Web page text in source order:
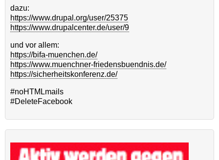
dazu:
https://www.drupal.org/user/25375
https://www.drupalcenter.de/user/9
und vor allem:
https://bifa-muenchen.de/
https://www.muenchner-friedensbuendnis.de/
https://sicherheitskonferenz.de/
#noHTMLmails
#DeleteFacebook